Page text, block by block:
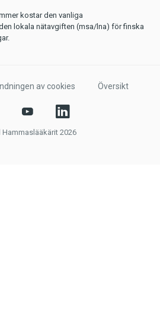
kostar den vanliga
lokala nätavgiften (msa/lna) för finska
av cookies Översikt
Hammaslääkärit 2026